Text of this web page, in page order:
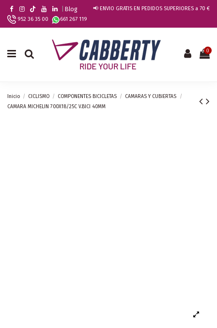
Blog
📢 ENVIO GRATIS EN PEDIDOS SUPERIORES a 70 €
952 36 35 00
661 267 119
0
Inicio CICLISMO COMPONENTES BICICLETAS
CAMARAS Y CUBIERTAS
CAMARA MICHELIN 700X18/25C V.BICI 40MM